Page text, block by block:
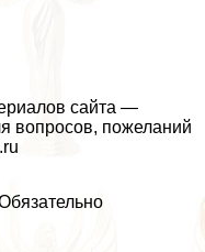
сайта —
вопросов, пожеланий